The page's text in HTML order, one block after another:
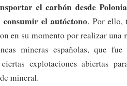
el carbón desde
el autóctono. Por ello,
en su momento por realizar una
mineras españolas, que
explotaciones abiertas
mineral.